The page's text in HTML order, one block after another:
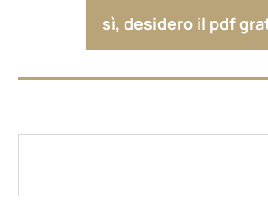
sì, desidero il pdf